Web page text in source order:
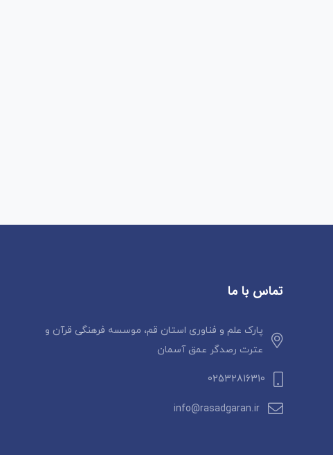
تماس با ما
پارک علم و فناوری استان قم، موسسه فرهنگی قرآن و
عترت رصدگر عمق آسمان
02532816310
info@rasadgaran.ir